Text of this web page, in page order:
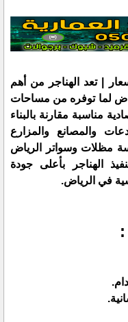
| تعد الهناجر من أهم
لما توفره من مساحات
مناسبة مقارنة بالبناء
والمصانع والمزارع
مظلات وسواتر الرياض
الهناجر بأعلى جودة
في الرياض.